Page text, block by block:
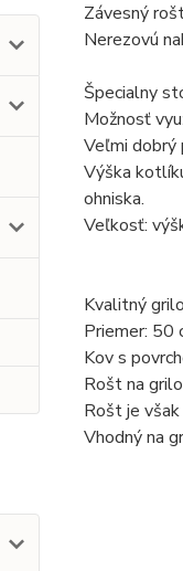
Závesný
Nerezovú
Špecialny
Možnosť
Veľmi dobrý
Výška
ohniska.
Veľkosť:
Kvalitný
Priemer: 50
Kov s
Rošt na
Rošt je
Vhodný na